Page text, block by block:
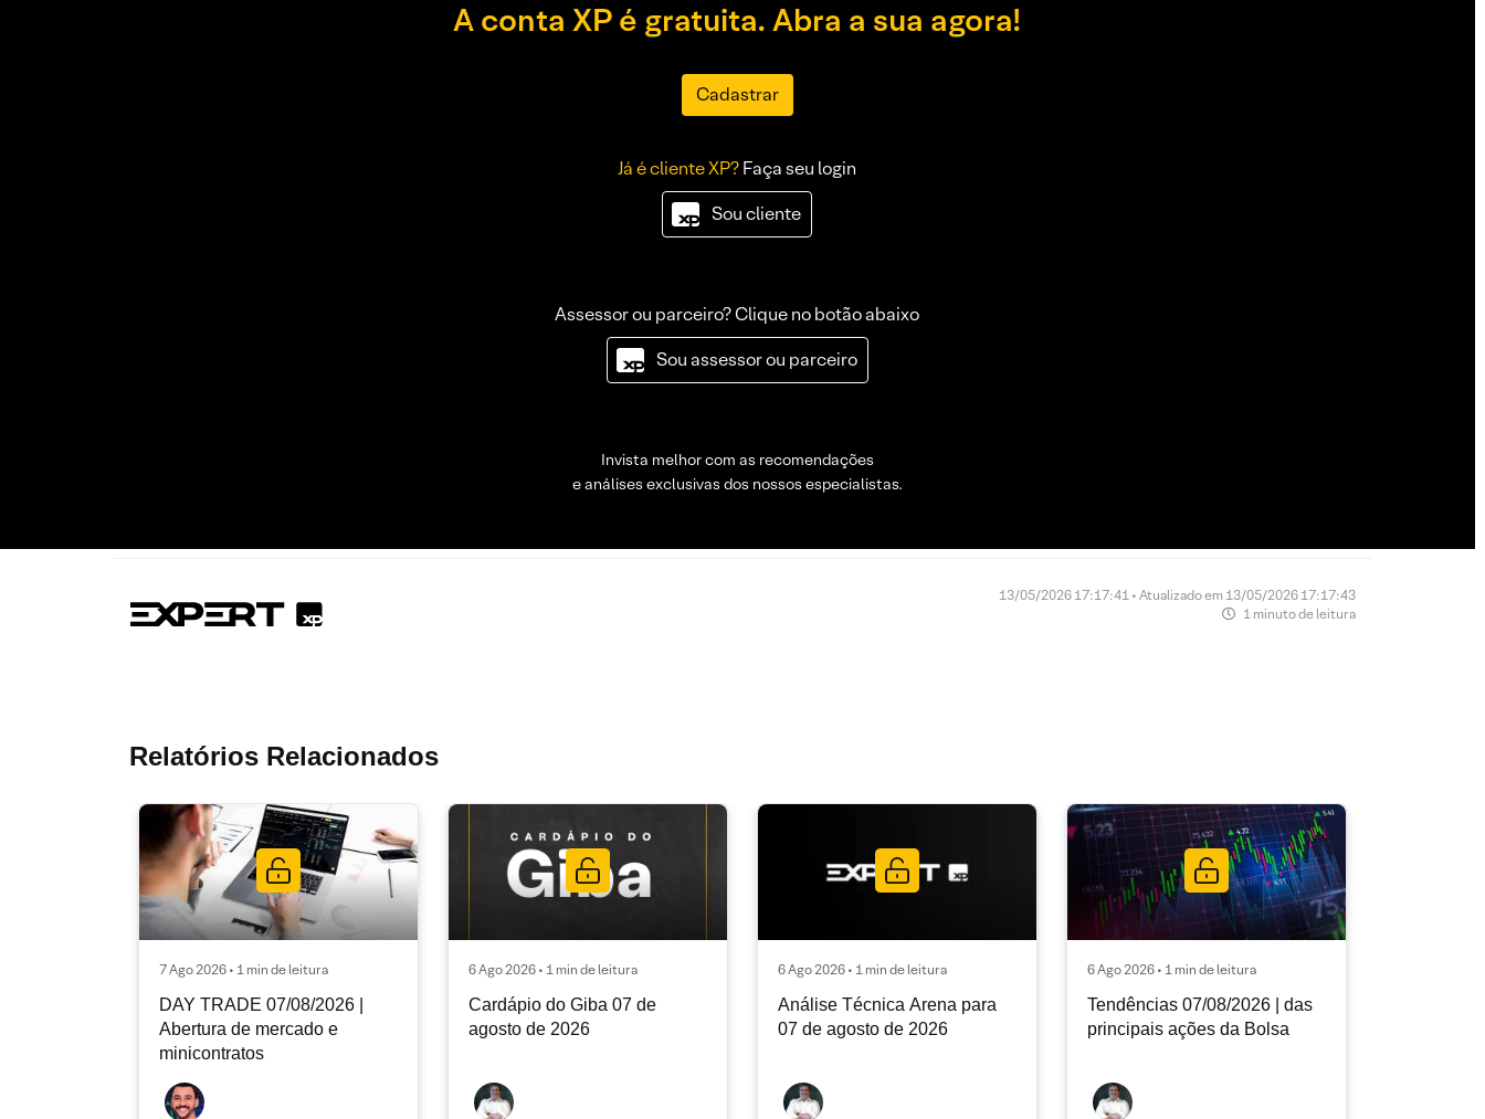
A conta XP é gratuita. Abra a sua agora!
Cadastrar
Já é cliente XP?Faça seu login
Sou cliente
Assessor ou parceiro? Clique no botão abaixo
Sou assessor ou parceiro
Invista melhor com as recomendações
e análises exclusivas dos nossos especialistas.
13/05/2026 17:17:41 • Atualizado em 13/05/2026 17:17:43
1 minuto de leitura
Relatórios Relacionados
7 Ago 2026 • 1 min de leitura
DAY TRADE 07/08/2026 |
Abertura de mercado e
minicontratos
6 Ago 2026 • 1 min de leitura
Cardápio do Giba 07 de
agosto de 2026
6 Ago 2026 • 1 min de leitura
Análise Técnica Arena para
07 de agosto de 2026
6 Ago 2026 • 1 min de leitura
Tendências 07/08/2026 | das
principais ações da Bolsa